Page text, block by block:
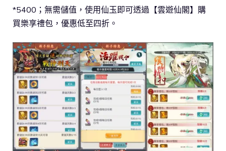
*5400；無需儲值，使用仙玉即可透過【雲遊仙閣】購
買樂享禮包，優惠低至四折。